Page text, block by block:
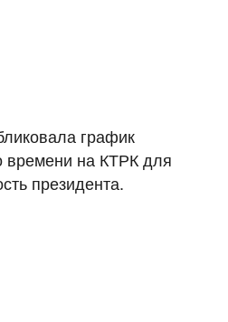
график
времени на КТРК для
президента.